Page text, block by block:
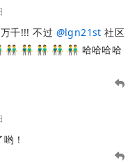
千!!! 不过 @lgn21st 社区
👬 👬 👬 👬 👬 哈哈哈哈
！